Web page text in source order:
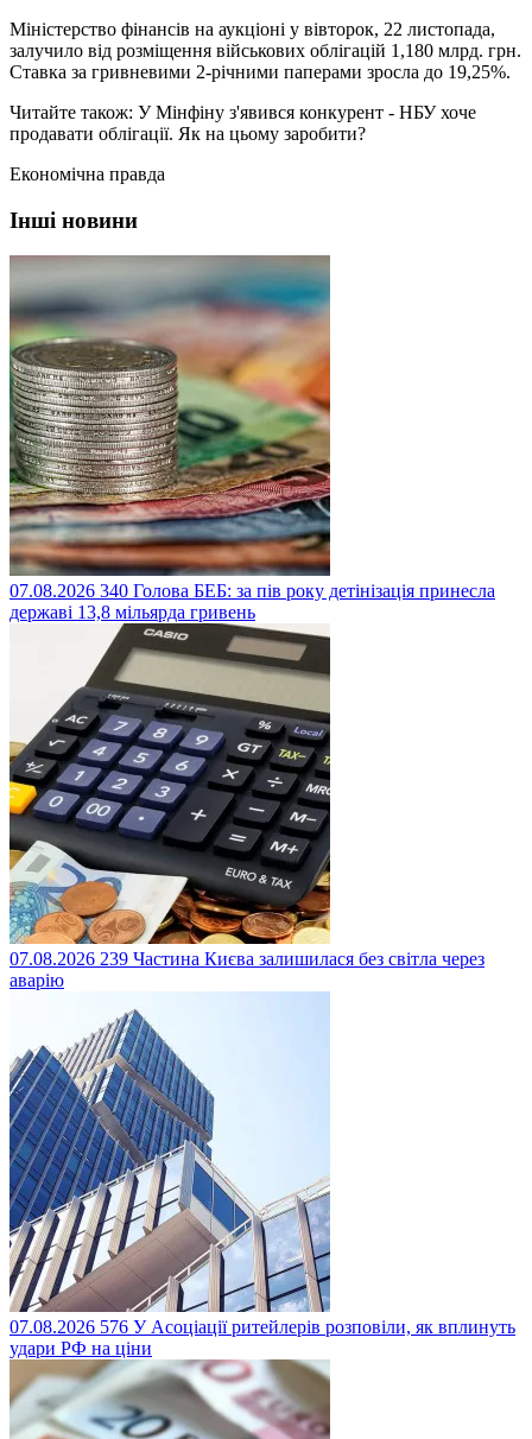
Міністерство фінансів на аукціоні у вівторок, 22 листопада,
залучило від розміщення військових облігацій 1,180 млрд. грн.
Ставка за гривневими 2-річними паперами зросла до 19,25%.
Читайте також: У Мінфіну з'явився конкурент - НБУ хоче
продавати облігації. Як на цьому заробити?
Економічна правда
Інші новини
07.08.2026 340 Голова БЕБ: за пів року детінізація принесла
державі 13,8 мільярда гривень
07.08.2026 239 Частина Києва залишилася без світла через
аварію
07.08.2026 576 У Асоціації ритейлерів розповіли, як вплинуть
удари РФ на ціни